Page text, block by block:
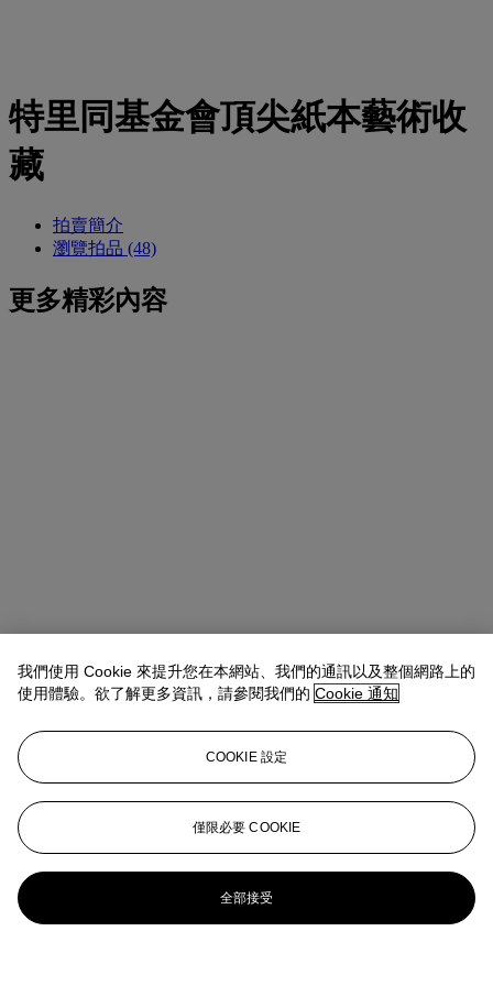
特里同基金會頂尖紙本藝術收
藏
拍賣簡介
瀏覽拍品 (48)
更多精彩內容
我們使用 Cookie 來提升您在本網站、我們的通訊以及整個網路上的
使用體驗。欲了解更多資訊，請參閱我們的 Cookie 通知
COOKIE 設定
僅限必要 COOKIE
全部接受